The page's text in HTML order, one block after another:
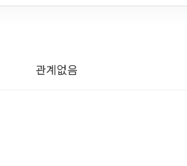
관계없음